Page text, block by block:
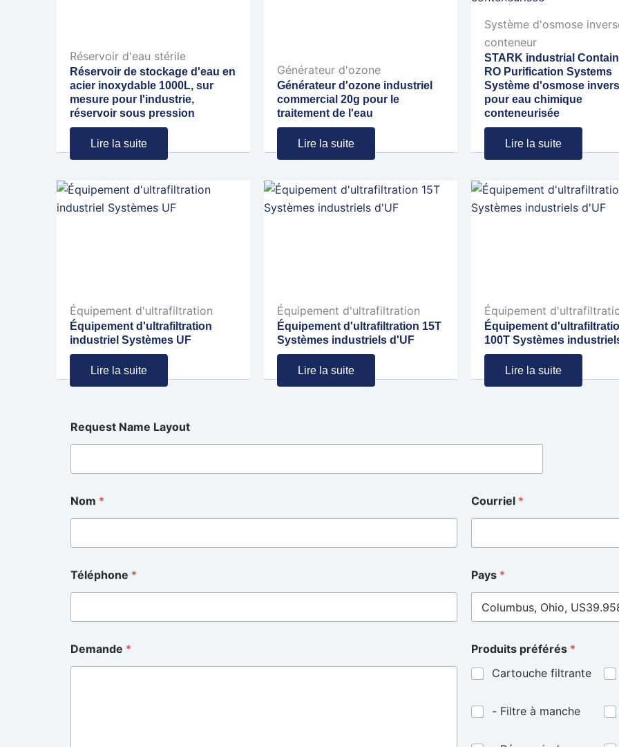
Réservoir d'eau stérile
Réservoir de stockage d'eau en
acier inoxydable 1000L, sur
mesure pour l'industrie,
réservoir sous pression
Lire la suite
Générateur d'ozone
Générateur d'ozone industriel
commercial 20g pour le
traitement de l'eau
Lire la suite
Système d'osmose
conteneur
STARK industrial
RO Purification Systems
Système d'osmose
pour eau chimique
conteneurisée
Lire la suite
Équipement d'ultrafiltration
Équipement d'ultrafiltration
industriel Systèmes UF
Lire la suite
Équipement d'ultrafiltration
Équipement d'ultrafiltration 15T
Systèmes industriels d'UF
Lire la suite
Équipement
Équipement
100T Systèmes
Lire la suite
Request Name Layout
Nom *
Téléphone *
Demande *
Courriel *
Pays *
Produits préférés *
Cartouche filtrante
- Filtre à manche